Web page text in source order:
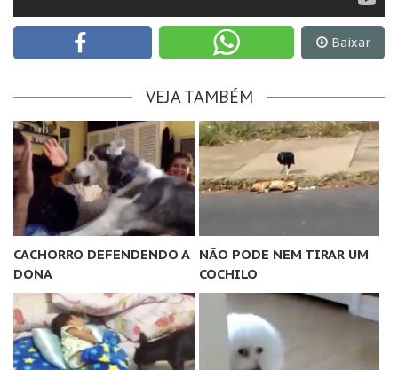
Baixar
VEJA TAMBÉM
CACHORRO DEFENDENDO A
DONA
NÃO PODE NEM TIRAR UM
COCHILO